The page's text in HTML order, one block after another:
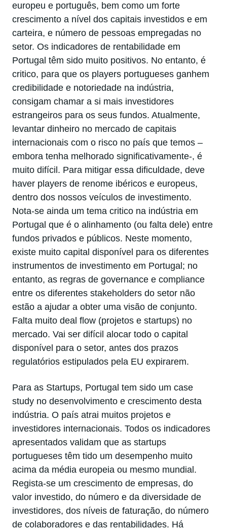
europeu e português, bem como um forte
crescimento a nível dos capitais investidos e em
carteira, e número de pessoas empregadas no
setor. Os indicadores de rentabilidade em
Portugal têm sido muito positivos. No entanto, é
critico, para que os players portugueses ganhem
credibilidade e notoriedade na indústria,
consigam chamar a si mais investidores
estrangeiros para os seus fundos. Atualmente,
levantar dinheiro no mercado de capitais
internacionais com o risco no país que temos –
embora tenha melhorado significativamente-, é
muito difícil. Para mitigar essa dificuldade, deve
haver players de renome ibéricos e europeus,
dentro dos nossos veículos de investimento.
Nota-se ainda um tema critico na indústria em
Portugal que é o alinhamento (ou falta dele) entre
fundos privados e públicos. Neste momento,
existe muito capital disponível para os diferentes
instrumentos de investimento em Portugal; no
entanto, as regras de governance e compliance
entre os diferentes stakeholders do setor não
estão a ajudar a obter uma visão de conjunto.
Falta muito deal flow (projetos e startups) no
mercado. Vai ser difícil alocar todo o capital
disponível para o setor, antes dos prazos
regulatórios estipulados pela EU expirarem.
Para as Startups, Portugal tem sido um case
study no desenvolvimento e crescimento desta
indústria. O país atrai muitos projetos e
investidores internacionais. Todos os indicadores
apresentados validam que as startups
portugueses têm tido um desempenho muito
acima da média europeia ou mesmo mundial.
Regista-se um crescimento de empresas, do
valor investido, do número e da diversidade de
investidores, dos níveis de faturação, do número
de colaboradores e das rentabilidades. Há